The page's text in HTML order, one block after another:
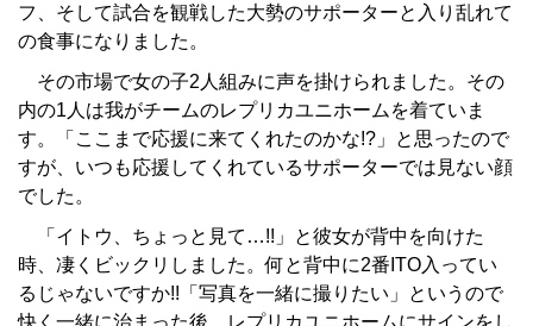
フ、そして試合を観戦した大勢のサポーターと入り乱れて
の食事になりました。
その市場で女の子2人組みに声を掛けられました。その
内の1人は我がチームのレプリカユニホームを着ていま
す。「ここまで応援に来てくれたのかな!?」と思ったので
すが、いつも応援してくれているサポーターでは見ない顔
でした。
「イトウ、ちょっと見て…!!」と彼女が背中を向けた
時、凄くビックリしました。何と背中に2番ITO入ってい
るじゃないですか!!「写真を一緒に撮りたい」というので
快く一緒に治まった後、レプリカユニホームにサインをし